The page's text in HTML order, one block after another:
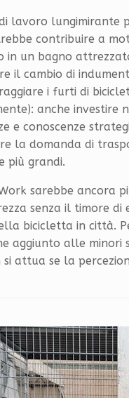
lavoro lungimirante
contribuire a
in un bagno
il cambio di
i furti di
anche investire
e conoscenze
la domanda di
più grandi.
sarebbe ancora
senza il timore di
bicicletta in città.
aggiunto alle
attua se la